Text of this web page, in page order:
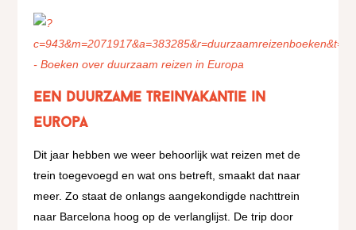
Een duurzame treinvakantie in
Europa
Dit jaar hebben we weer behoorlijk wat reizen met de
trein toegevoegd en wat ons betreft, smaakt dat naar
meer. Zo staat de onlangs aangekondigde nachttrein
naar Barcelona hoog op de verlanglijst. De trip door